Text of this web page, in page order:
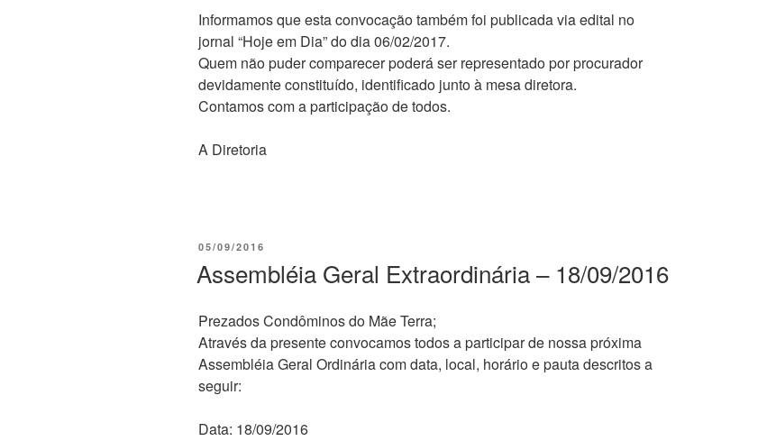
Informamos que esta convocação também foi publicada via edital no
jornal “Hoje em Dia” do dia 06/02/2017.
Quem não puder comparecer poderá ser representado por procurador
devidamente constituído, identificado junto à mesa diretora.
Contamos com a participação de todos.
A Diretoria
PUBLICADO
05/09/2016
Assembléia Geral Extraordinária – 18/09/2016
Prezados Condôminos do Mãe Terra;
Através da presente convocamos todos a participar de nossa próxima
Assembléia Geral Ordinária com data, local, horário e pauta descritos a
seguir:
Data: 18/09/2016